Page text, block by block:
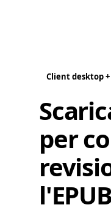
Client desktop +
per